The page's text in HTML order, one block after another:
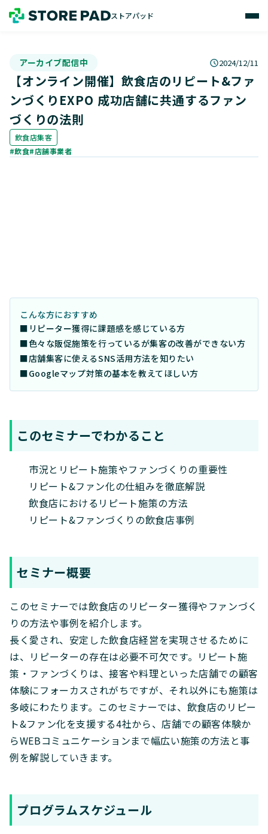
アーカイブ配信中 2024/12/11
【オンライン開催】飲食店のリピート&ファ
ンづくりEXPO 成功店舗に共通するファン
づくりの法則
飲食店集客
#飲食#店舗事業者
こんな方におすすめ
■リピーター獲得に課題感を感じている方
■色々な販促施策を行っているが集客の改善ができない方
■店舗集客に使えるSNS活用方法を知りたい
■Googleマップ対策の基本を教えてほしい方
このセミナーでわかること
市況とリピート施策やファンづくりの重要性
リピート&ファン化の仕組みを徹底解説
飲食店におけるリピート施策の方法
リピート&ファンづくりの飲食店事例
セミナー概要
このセミナーでは飲食店のリピーター獲得やファンづく
りの方法や事例を紹介します。
長く愛され、安定した飲食店経営を実現させるために
は、リピーターの存在は必要不可欠です。リピート施
策・ファンづくりは、接客や料理といった店舗での顧客
体験にフォーカスされがちですが、それ以外にも施策は
多岐にわたります。このセミナーでは、飲食店のリピー
ト&ファン化を支援する4社から、店舗での顧客体験か
らWEBコミュニケーションまで幅広い施策の方法と事
例を解説していきます。
プログラムスケジュール
ストアパッド